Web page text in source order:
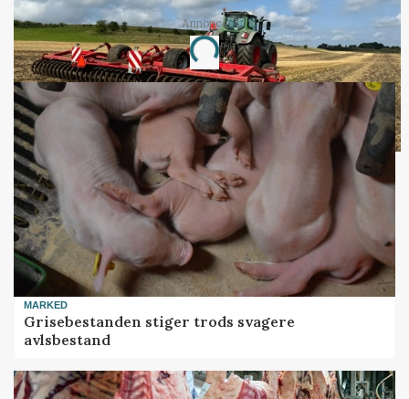
Annonce
Loading...
MARKED
Grisebestanden stiger trods svagere
avlsbestand